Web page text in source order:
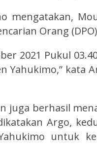
mengatakan,
Orang
2021 Pukul
Yahukimo,” kata
juga berhasil
Argo,
untuk